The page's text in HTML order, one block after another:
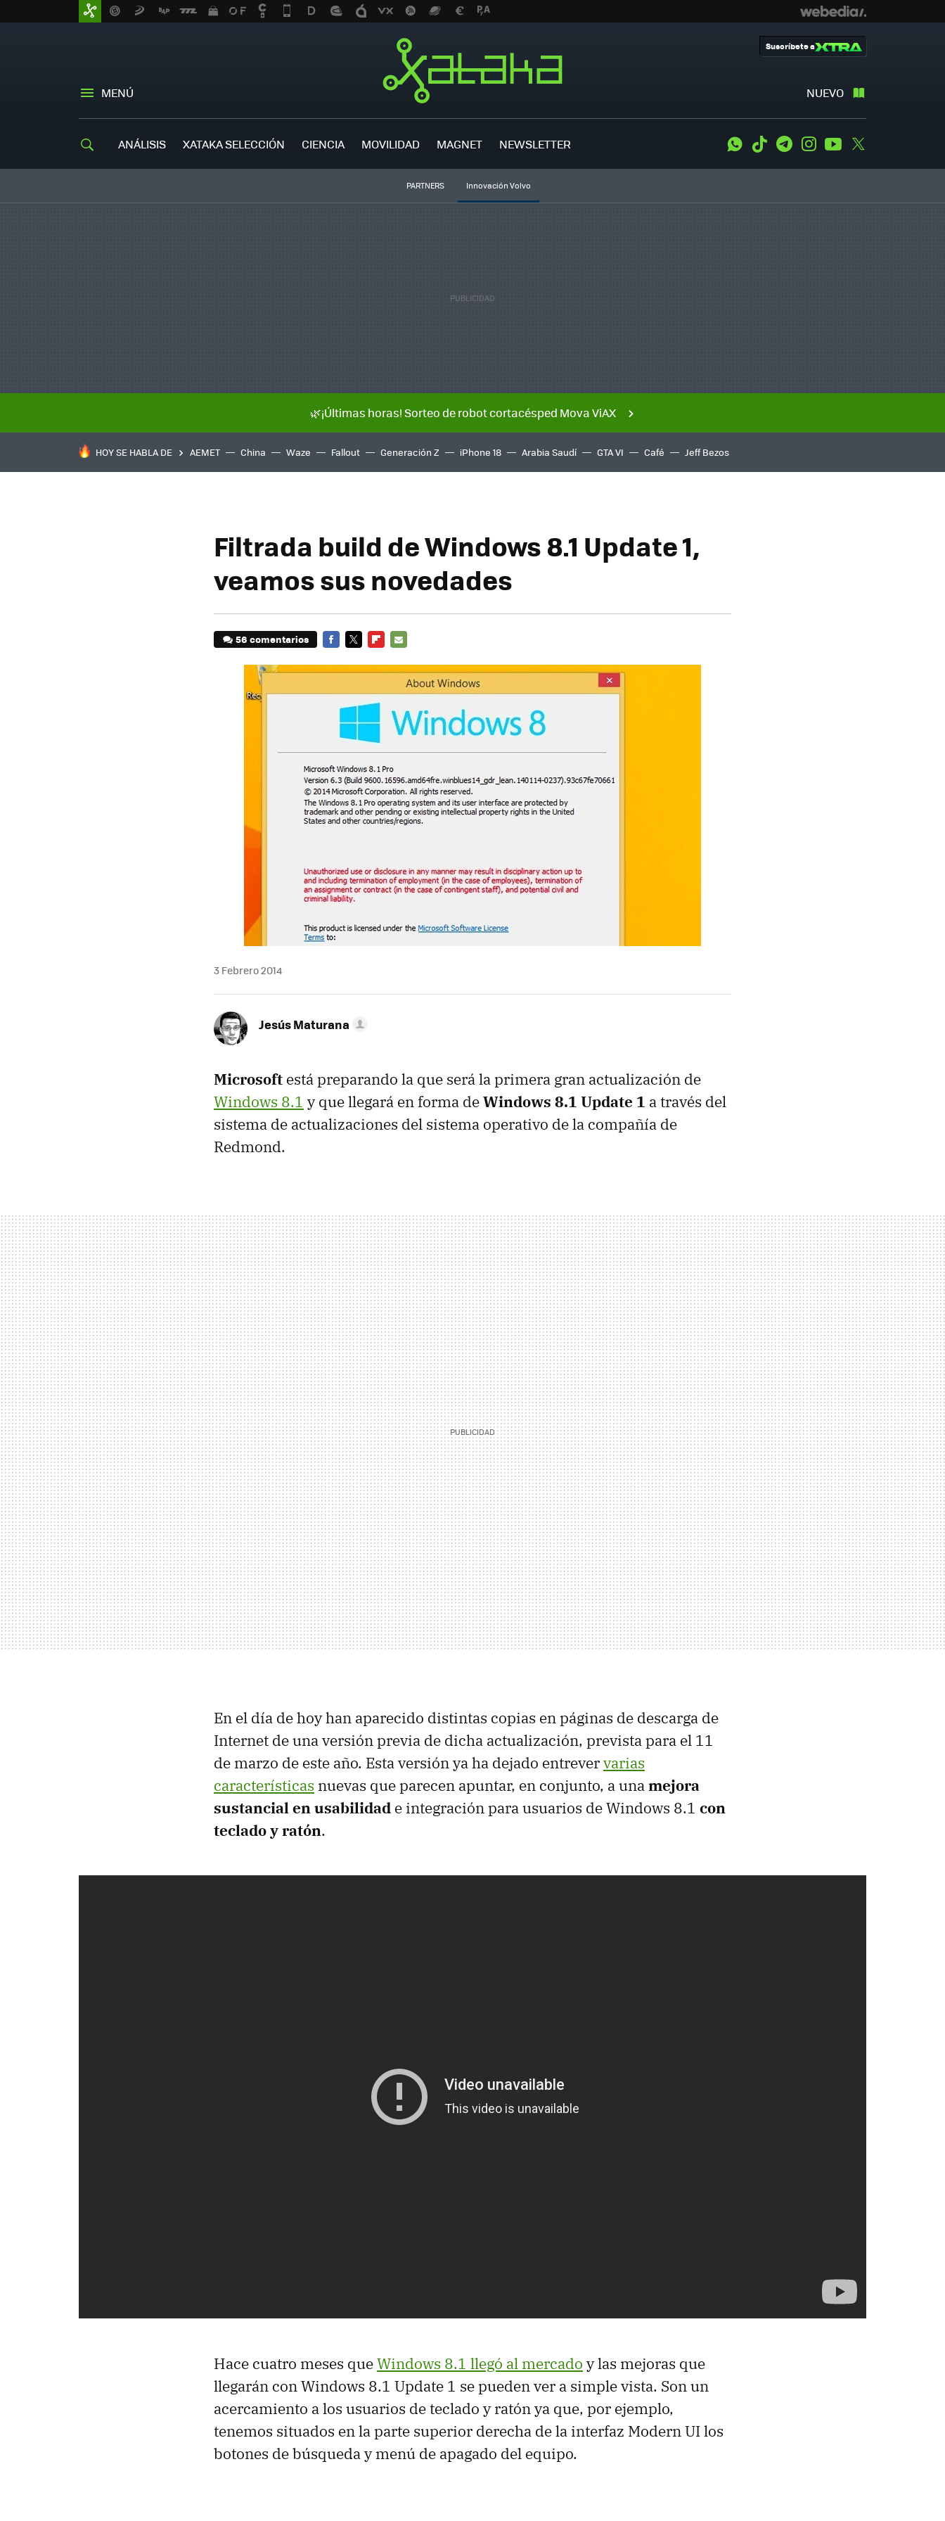
MENÚ NUEVO
Suscríbete a
ANÁLISIS XATAKA SELECCIÓN CIENCIA MOVILIDAD MAGNET NEWSLETTER WhatsApp
Tiktok TelegramInstagramYoutube
PARTNERS Innovación Volvo
🌿¡Últimas horas! Sorteo de robot cortacésped Mova ViAX
HOY SE HABLA DE AEMET China Waze Fallout Generación Z iPhone 18 Arabia Saudí GTA VI Café Jeff Bezos
Filtrada build de Windows 8.1 Update 1,
veamos sus novedades
56 comentarios
MAIL
3 Febrero 2014
Jesús Maturana
Microsoft está preparando la que será la primera gran actualización de
Windows 8.1 y que llegará en forma deWindows 8.1 Update 1 a través del
sistema de actualizaciones del sistema operativo de la compañía de
Redmond.
En el día de hoy han aparecido distintas copias en páginas de descarga de
Internet de una versión previa de dicha actualización, prevista para el 11
de marzo de este año. Esta versión ya ha dejado entrevervarias
características nuevas que parecen apuntar, en conjunto, a unamejora
sustancial en usabilidad e integración para usuarios de Windows 8.1 con
teclado y ratón.
Hace cuatro meses queWindows 8.1 llegó al mercado y las mejoras que
llegarán con Windows 8.1 Update 1 se pueden ver a simple vista. Son un
acercamiento a los usuarios de teclado y ratón ya que, por ejemplo,
tenemos situados en la parte superior derecha de la interfaz Modern UI los
botones de búsqueda y menú de apagado del equipo.